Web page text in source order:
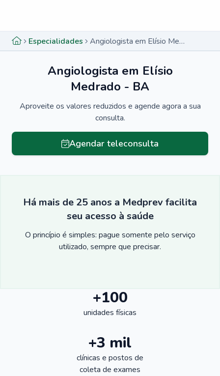
Especialidades Angiologista em Elísio Medrado - BA
Angiologista em Elísio
Medrado - BA
Aproveite os valores reduzidos e agende agora a sua
consulta.
Agendar teleconsulta
Há mais de 25 anos a Medprev facilita
seu acesso à saúde
O princípio é simples: pague somente pelo serviço
utilizado, sempre que precisar.
+100
unidades físicas
+3 mil
clínicas e postos de
coleta de exames